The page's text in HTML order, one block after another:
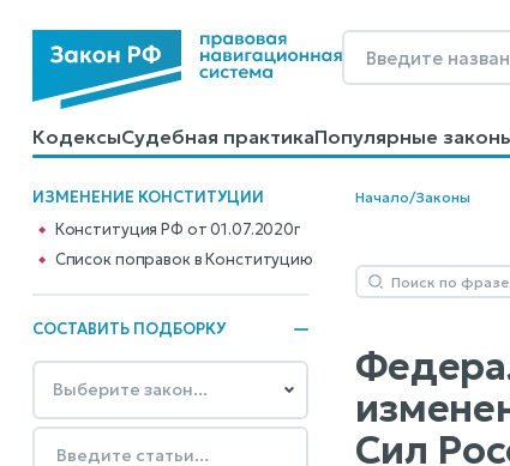
КодексыСудебная практикаПопулярные
КалькуляторыСправочные материалыОбразцы
ИЗМЕНЕНИЕ КОНСТИТУЦИИ
Конституция РФ от 01.07.2020г
Cписок поправок в Конституцию
СОСТАВИТЬ ПОДБОРКУ
Начало/Законы
Сил